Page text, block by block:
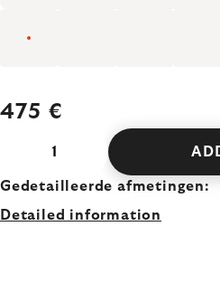
475 €
Gedetailleerde afmetingen:
Detailed information